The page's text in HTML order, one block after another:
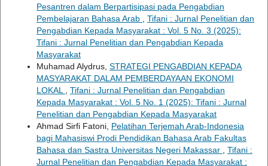
Pesantren dalam Berpartisipasi pada Pengabdian
Pembelajaran Bahasa Arab
Tifani : Jurnal Penelitian dan
Pengabdian Kepada Masyarakat : Vol. 5 No. 3 (2025):
Tifani : Jurnal Penelitian dan Pengabdian Kepada
Masyarakat
Muhamad Alydrus, STRATEGI PENGABDIAN KEPADA
MASYARAKAT DALAM PEMBERDAYAAN EKONOMI
LOKAL
Tifani : Jurnal Penelitian dan Pengabdian
Kepada Masyarakat : Vol. 5 No. 1 (2025): Tifani : Jurnal
Penelitian dan Pengabdian Kepada Masyarakat
Ahmad Sirfi Fatoni, Pelatihan Terjemah Arab-Indonesia
bagi Mahasiswi Prodi Pendidikan Bahasa Arab Fakultas
Bahasa dan Sastra Universitas Negeri Makassar
Tifani :
Jurnal Penelitian dan Pengabdian Kepada Masyarakat :